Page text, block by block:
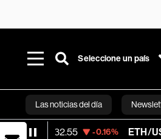
Seleccione un país
Las noticias del día
-0.16% ETH/USD 1,919.655